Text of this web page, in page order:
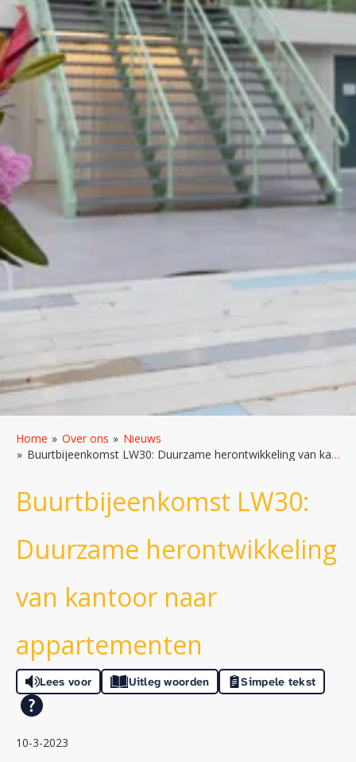
Home Over ons
Nieuws
Buurtbijeenkomst LW30: Duurzame herontwikkeling van kantoor naar appartementen
Buurtbijeenkomst LW30:
Duurzame herontwikkeling
van kantoor naar
appartementen
Lees voor Uitleg woorden Simpele tekst
10-3-2023